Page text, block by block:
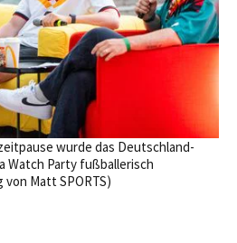
wurde das Deutschland-
Watch Party fußballerisch
Matt SPORTS)